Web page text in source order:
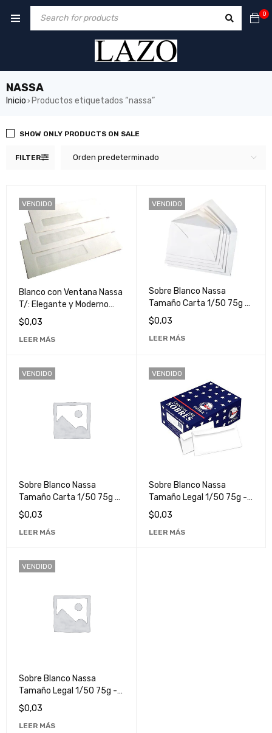
0
NASSA
Inicio › Productos etiquetados “nassa”
FILTER Orden predeterminado
SHOW ONLY PRODUCTS ON SALE
VENDIDO
Blanco con Ventana Nassa
T/: Elegante y Moderno
para Decoración de
Interiores
$0,03
LEER MÁS
VENDIDO
Sobre Blanco Nassa
Tamaño Carta 1/50 75g -
Papelería de Alta Calidad
para Oficina y Hogar
$0,03
LEER MÁS
VENDIDO
Sobre Blanco Nassa
Tamaño Carta 1/50 75g -
Papelería de Alta Calidad
para Oficina y Hogar
$0,03
LEER MÁS
VENDIDO
Sobre Blanco Nassa
Tamaño Legal 1/50 75g -
Papelería de Alta Calidad
para Documentos
Oficiales
$0,03
LEER MÁS
VENDIDO
Sobre Blanco Nassa
Tamaño Legal 1/50 75g -
Papelería de Alta Calidad
para Documentos
Oficiales
$0,03
LEER MÁS